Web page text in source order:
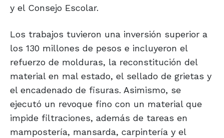
y el Consejo Escolar.
Los trabajos tuvieron una inversión superior a
los 130 millones de pesos e incluyeron el
refuerzo de molduras, la reconstitución del
material en mal estado, el sellado de grietas y
el encadenado de fisuras. Asimismo, se
ejecutó un revoque fino con un material que
impide filtraciones, además de tareas en
mampostería, mansarda, carpintería y el